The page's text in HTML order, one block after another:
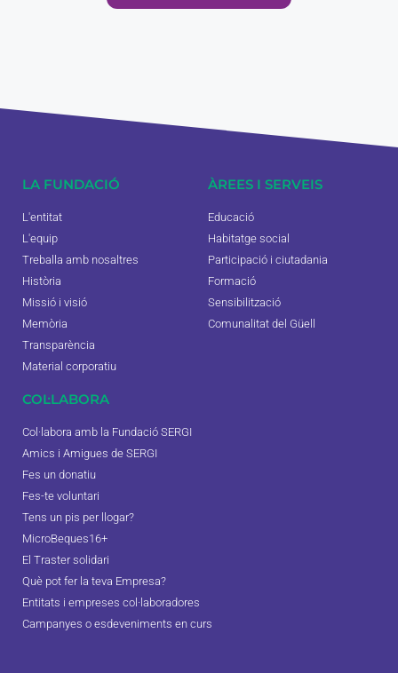
LA FUNDACIÓ
L'entitat
L'equip
Treballa amb nosaltres
Història
Missió i visió
Memòria
Transparència
Material corporatiu
ÀREES I SERVEIS
Educació
Habitatge social
Participació i ciutadania
Formació
Sensibilització
Comunalitat del Güell
COL·LABORA
Col·labora amb la Fundació SERGI
Amics i Amigues de SERGI
Fes un donatiu
Fes-te voluntari
Tens un pis per llogar?
MicroBeques16+
El Traster solidari
Què pot fer la teva Empresa?
Entitats i empreses col·laboradores
Campanyes o esdeveniments en curs